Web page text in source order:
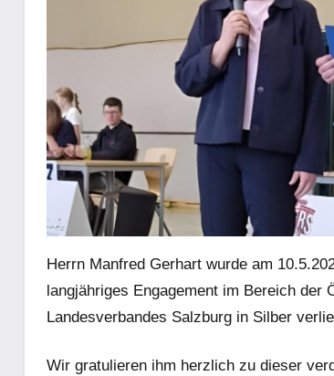
Herrn Manfred Gerhart wurde am
langjähriges Engagement im Bereich der
Landesverbandes Salzburg in Silber
Wir gratulieren ihm herzlich zu dieser